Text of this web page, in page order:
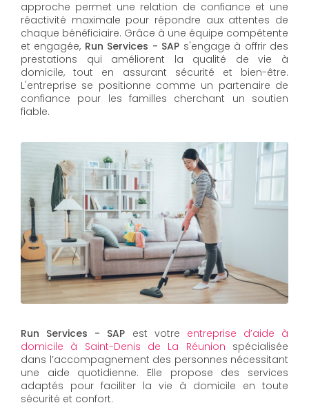
approche permet une relation de confiance et une
réactivité maximale pour répondre aux attentes de
chaque bénéficiaire. Grâce à une équipe compétente
et engagée, Run Services - SAP s'engage à offrir des
prestations qui améliorent la qualité de vie à
domicile, tout en assurant sécurité et bien-être.
L'entreprise se positionne comme un partenaire de
confiance pour les familles cherchant un soutien
fiable.
Run Services - SAP est votre entreprise d’aide à
domicile à Saint-Denis de La Réunion spécialisée
dans l’accompagnement des personnes nécessitant
une aide quotidienne. Elle propose des services
adaptés pour faciliter la vie à domicile en toute
sécurité et confort.